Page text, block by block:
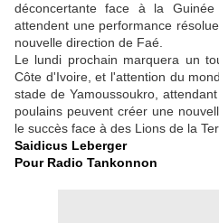
déconcertante face à la
attendent une performance
nouvelle direction de Faé.
Le lundi prochain marquera un
Côte d'Ivoire, et l'attention du
stade de Yamoussoukro,
poulains peuvent créer une
le succès face à des Lions de la
Saidicus Leberger
Pour Radio Tankonnon